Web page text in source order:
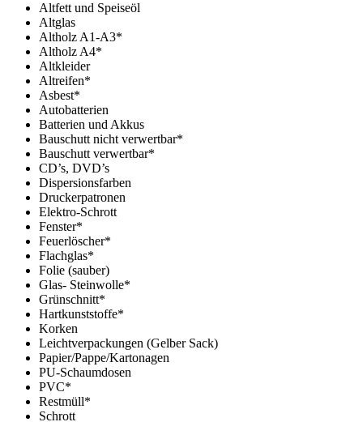
Altfett und Speiseöl
Altglas
Altholz A1-A3*
Altholz A4*
Altkleider
Altreifen*
Asbest*
Autobatterien
Batterien und Akkus
Bauschutt nicht verwertbar*
Bauschutt verwertbar*
CD’s, DVD’s
Dispersionsfarben
Druckerpatronen
Elektro-Schrott
Fenster*
Feuerlöscher*
Flachglas*
Folie (sauber)
Glas- Steinwolle*
Grünschnitt*
Hartkunststoffe*
Korken
Leichtverpackungen (Gelber Sack)
Papier/Pappe/Kartonagen
PU-Schaumdosen
PVC*
Restmüll*
Schrott